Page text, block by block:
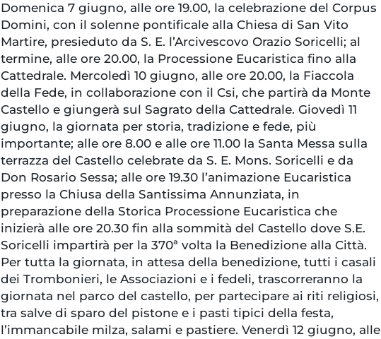
Domenica 7 giugno, alle ore 19.00, la celebrazione del Corpus
Domini, con il solenne pontificale alla Chiesa di San Vito
Martire, presieduto da S. E. l’Arcivescovo Orazio Soricelli; al
termine, alle ore 20.00, la Processione Eucaristica fino alla
Cattedrale. Mercoledì 10 giugno, alle ore 20.00, la Fiaccola
della Fede, in collaborazione con il Csi, che partirà da Monte
Castello e giungerà sul Sagrato della Cattedrale. Giovedì 11
giugno, la giornata per storia, tradizione e fede, più
importante; alle ore 8.00 e alle ore 11.00 la Santa Messa sulla
terrazza del Castello celebrate da S. E. Mons. Soricelli e da
Don Rosario Sessa; alle ore 19.30 l’animazione Eucaristica
presso la Chiusa della Santissima Annunziata, in
preparazione della Storica Processione Eucaristica che
inizierà alle ore 20.30 fin alla sommità del Castello dove S.E.
Soricelli impartirà per la 370ª volta la Benedizione alla Città.
Per tutta la giornata, in attesa della benedizione, tutti i casali
dei Trombonieri, le Associazioni e i fedeli, trascorreranno la
giornata nel parco del castello, per partecipare ai riti religiosi,
tra salve di sparo del pistone e i pasti tipici della festa,
l’immancabile milza, salami e pastiere. Venerdì 12 giugno, alle